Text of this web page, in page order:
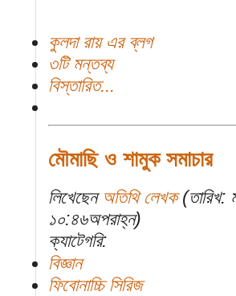
কুলদা রায় এর ব্লগ
৩টি মন্তব্য
বিস্তারিত...
মৌমাছি ও শামুক সমাচার
লিখেছেন অতিথি লেখক(তারিখ:
১০:৪৬অপরাহ্ন)
ক্যাটেগরি:
বিজ্ঞান
ফিবোনাচ্চি সিরিজ